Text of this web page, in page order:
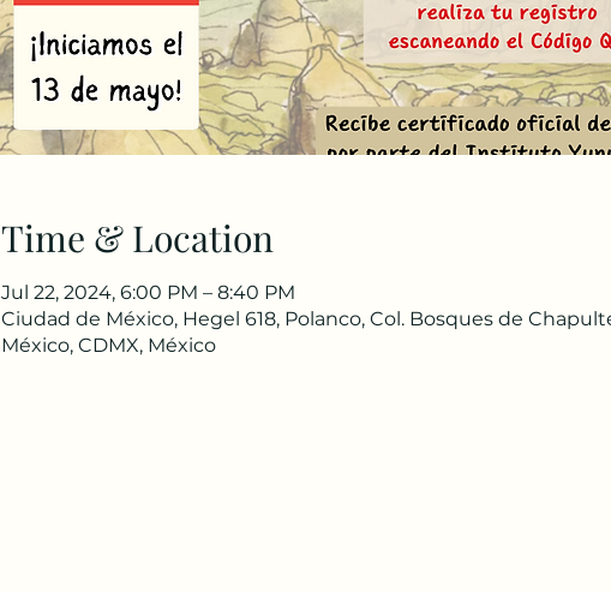
Time & Location
Jul 22, 2024, 6:00 PM – 8:40 PM
Ciudad de México, Hegel 618, Polanco, Col. Bosques de
México, CDMX, México